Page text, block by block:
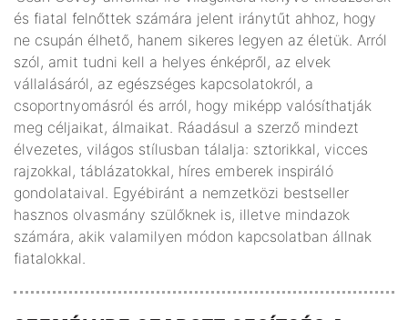
és fiatal felnőttek számára jelent iránytűt ahhoz, hogy
ne csupán élhető, hanem sikeres legyen az életük. Arról
szól, amit tudni kell a helyes énképről, az elvek
vállalásáról, az egészséges kapcsolatokról, a
csoportnyomásról és arról, hogy miképp valósíthatják
meg céljaikat, álmaikat. Ráadásul a szerző mindezt
élvezetes, világos stílusban tálalja: sztorikkal, vicces
rajzokkal, táblázatokkal, híres emberek inspiráló
gondolataival. Egyébiránt a nemzetközi bestseller
hasznos olvasmány szülőknek is, illetve mindazok
számára, akik valamilyen módon kapcsolatban állnak
fiatalokkal.